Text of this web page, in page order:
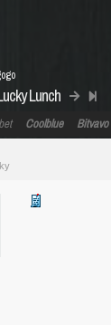
Lunch
Coolblue Bitvavo